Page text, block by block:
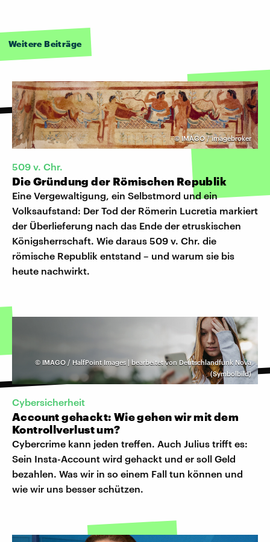
Weitere Beiträge
©IMAGO / imagebroker
509 v. Chr.
Die Gründung der Römischen Republik
Eine Vergewaltigung, ein Selbstmord und ein
Volksaufstand: Der Tod der Römerin Lucretia markiert
der Überlieferung nach das Ende der etruskischen
Königsherrschaft. Wie daraus 509 v. Chr. die
römische Republik entstand – und warum sie bis
heute nachwirkt.
© IMAGO / HalfPoint Images | bearbeitet von Deutschlandfunk Nova
(Symbolbild)
Cybersicherheit
Account gehackt: Wie gehen wir mit dem
Kontrollverlust um?
Cybercrime kann jeden treffen. Auch Julius trifft es:
Sein Insta-Account wird gehackt und er soll Geld
bezahlen. Was wir in so einem Fall tun können und
wie wir uns besser schützen.